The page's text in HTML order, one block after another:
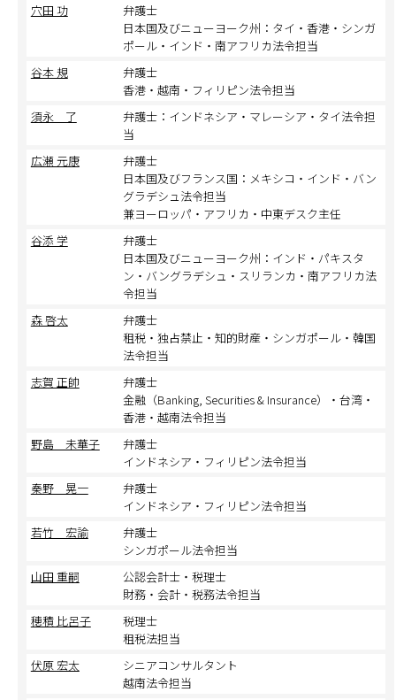
穴田 功
弁護士
日本国及びニューヨーク州：タイ・香港・シンガ
ポール・インド・南アフリカ法令担当
谷本 規
弁護士
香港・越南・フィリピン法令担当
須永 了
弁護士：インドネシア・マレーシア・タイ法令担
当
広瀬 元康
弁護士
日本国及びフランス国：メキシコ・インド・バン
グラデシュ法令担当
兼ヨーロッパ・アフリカ・中東デスク主任
谷添 学
弁護士
日本国及びニューヨーク州：インド・パキスタ
ン・バングラデシュ・スリランカ・南アフリカ法
令担当
森 啓太
弁護士
租税・独占禁止・知的財産・シンガポール・韓国
法令担当
志賀 正帥
弁護士
金融（Banking, Securities & Insurance）・台湾・
香港・越南法令担当
野島 未華子
弁護士
インドネシア・フィリピン法令担当
秦野 晃一
弁護士
インドネシア・フィリピン法令担当
若竹 宏諭
弁護士
シンガポール法令担当
山田 重嗣
公認会計士・税理士
財務・会計・税務法令担当
穂積 比呂子
税理士
租税法担当
伏原 宏太
シニアコンサルタント
越南法令担当